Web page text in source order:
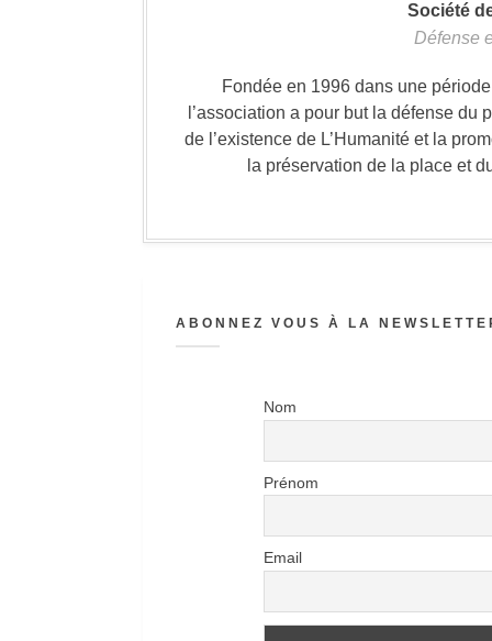
Société
Défense
Fondée en 1996 dans une
l’association a pour but la défense
de l’existence de L’Humanité et la
la préservation de la place et
ABONNEZ VOUS À LA
Nom
Prénom
Email